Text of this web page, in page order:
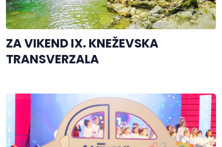
ZA VIKEND IX. KNEŽEVSKA
TRANSVERZALA